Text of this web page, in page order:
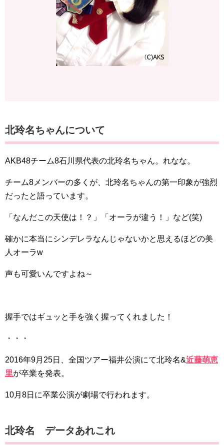
北玲名ちゃんについて
AKB48チーム8石川県代表の北玲名ちゃん。れなな。
チーム8メンバーの多くが、北玲名ちゃんの第一印象が強烈
だったと語っています。
「なんだこの天使は！？」「オーラが違う！」など(笑)
確かに本当にシンデレラなんじゃないかと思えるほどの美
人オーラw
声も可愛いんですよね～
握手ではギュッと手を強く握ってくれました！
・・・
2016年9月25日、全国ツアー福井公演にて北玲名&近藤萌恵
里が卒業を発表。
10月8日に卒業公演が劇場で行われます。
北玲名 データあれこれ